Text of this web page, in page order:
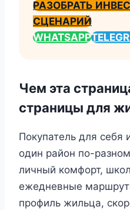
РАЗОБРАТЬ
СЦЕНАРИЙ
WHATSAPP
Чем эта
страницы для
Покупатель для себя
один район по-
личный комфорт,
ежедневные
профиль жильца,